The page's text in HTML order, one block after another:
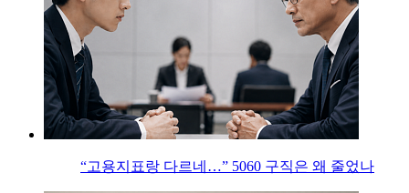
“고용지표랑 다르네…” 5060 구직은 왜 줄었나